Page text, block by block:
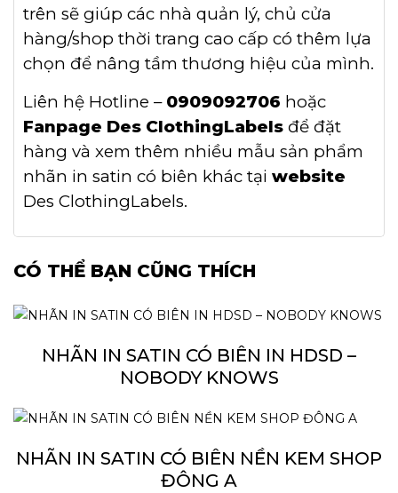
trên sẽ giúp các nhà quản lý, chủ cửa
hàng/shop thời trang cao cấp có thêm lựa
chọn để nâng tầm thương hiệu của mình.
Liên hệ Hotline – 0909092706 hoặc
Fanpage Des ClothingLabels để đặt
hàng và xem thêm nhiều mẫu sản phẩm
nhãn in satin có biên khác tại website
Des ClothingLabels.
CÓ THỂ BẠN CŨNG THÍCH
NHÃN IN SATIN CÓ BIÊN IN HDSD –
NOBODY KNOWS
NHÃN IN SATIN CÓ BIÊN NỀN KEM SHOP
ĐÔNG A